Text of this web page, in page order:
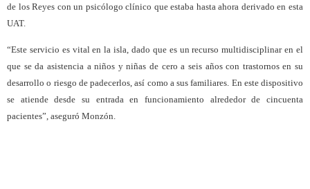
de los Reyes con un psicólogo clínico que estaba hasta ahora derivado en esta
UAT.
“Este servicio es vital en la isla, dado que es un recurso multidisciplinar en el
que se da asistencia a niños y niñas de cero a seis años con trastornos en su
desarrollo o riesgo de padecerlos, así como a sus familiares. En este dispositivo
se atiende desde su entrada en funcionamiento alrededor de cincuenta
pacientes”, aseguró Monzón.